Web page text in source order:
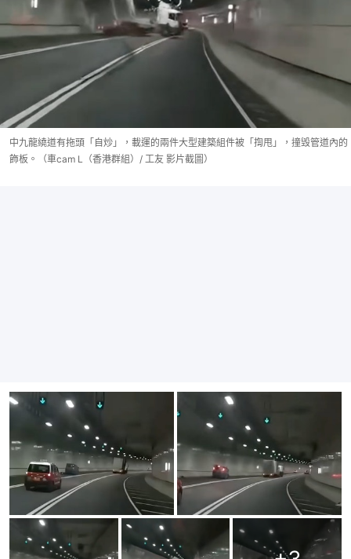
中九龍繞道有拖頭「自炒」，載運的兩件大型建築組件被「揈甩」，撞毁管道內的
飾板。（車cam L（香港群組）/ 工友 影片截圖）